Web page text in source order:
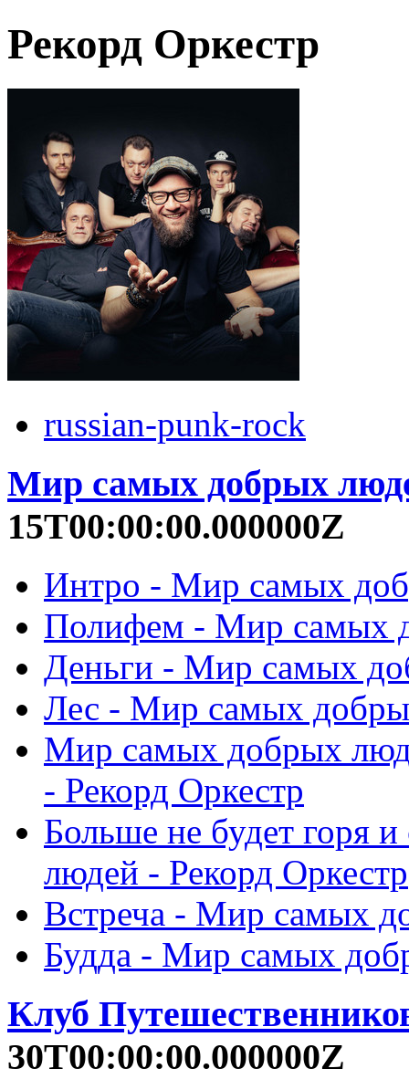
Рекорд Оркестр
russian-punk-rock
Мир самых добрых
15T00:00:00.000000Z
Интро - Мир самых
Полифем - Мир самых
Деньги - Мир самых
Лес - Мир самых
Мир самых добрых
- Рекорд Оркестр
Больше не будет горя
людей - Рекорд Оркестр
Встреча - Мир самых
Будда - Мир самых
Клуб
30T00:00:00.000000Z